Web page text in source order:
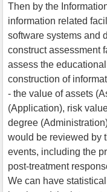
Then by the
information related
software systems and
construct assessment
assess the
construction of
- the value of assets
(Application), risk
degree
would be reviewed by
events, including the
post-treatment
We can have